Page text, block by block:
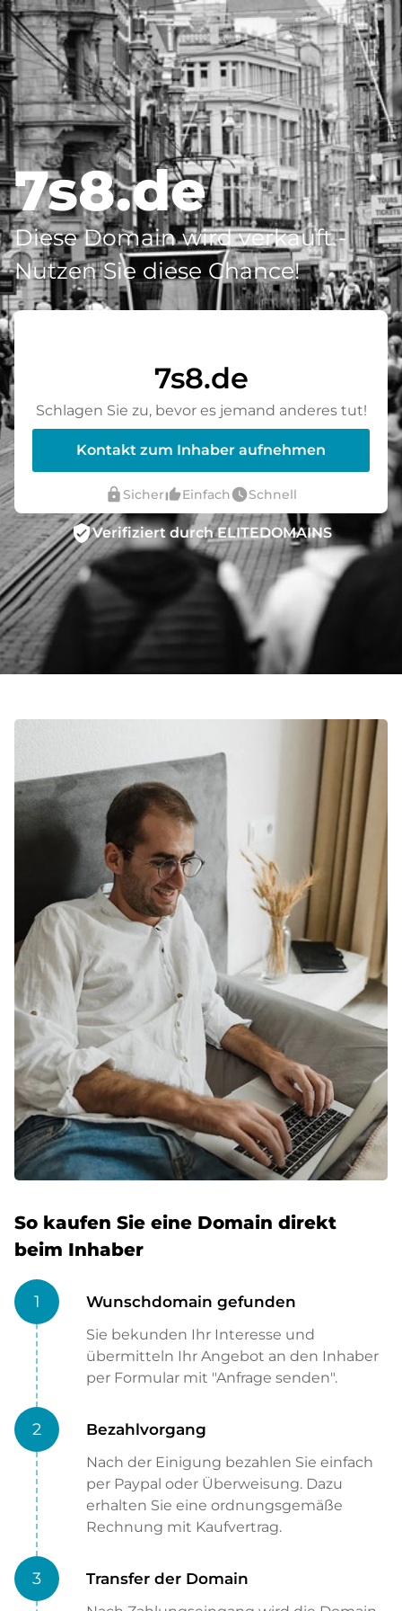
7s8.de
Diese Domain wird verkauft -
Nutzen Sie diese Chance!
7s8.de
Schlagen Sie zu, bevor es jemand anderes tut!
Kontakt zum Inhaber aufnehmen
lock Sicherthumb_up_altEinfachwatch_laterSchnell
verified_userVerifiziert durch ELITEDOMAINS
So kaufen Sie eine Domain direkt
beim Inhaber
1 Wunschdomain gefunden
Sie bekunden Ihr Interesse und
übermitteln Ihr Angebot an den Inhaber
per Formular mit "Anfrage senden".
2 Bezahlvorgang
Nach der Einigung bezahlen Sie einfach
per Paypal oder Überweisung. Dazu
erhalten Sie eine ordnungsgemäße
Rechnung mit Kaufvertrag.
3 Transfer der Domain